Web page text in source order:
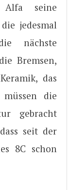
Alfa seine
jedesmal
nächste
Bremsen,
das
die
gebracht
seit der
8C schon